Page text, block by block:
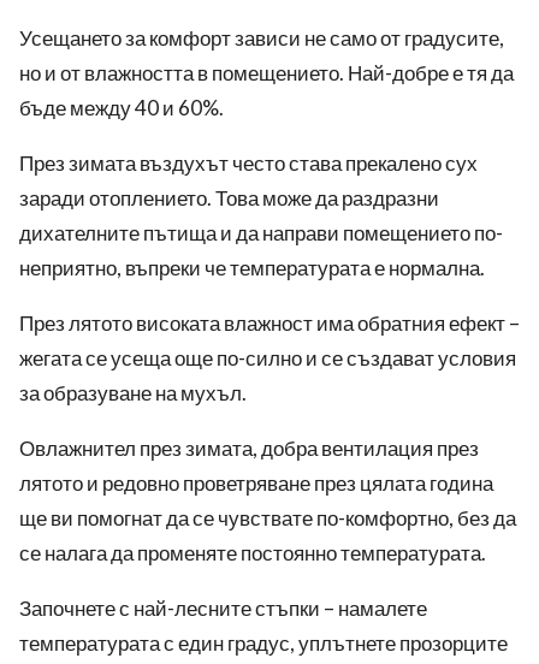
Усещането за комфорт зависи не само от градусите,
но и от влажността в помещението. Най-добре е тя да
бъде между 40 и 60%.
През зимата въздухът често става прекалено сух
заради отоплението. Това може да раздразни
дихателните пътища и да направи помещението по-
неприятно, въпреки че температурата е нормална.
През лятото високата влажност има обратния ефект –
жегата се усеща още по-силно и се създават условия
за образуване на мухъл.
Овлажнител през зимата, добра вентилация през
лятото и редовно проветряване през цялата година
ще ви помогнат да се чувствате по-комфортно, без да
се налага да променяте постоянно температурата.
Започнете с най-лесните стъпки – намалете
температурата с един градус, уплътнете прозорците